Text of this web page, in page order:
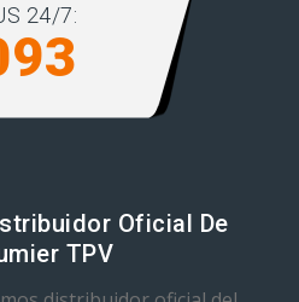
24/7:
Oficial De
TPV